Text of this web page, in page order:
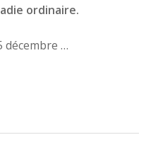
ordinaire.
décembre …